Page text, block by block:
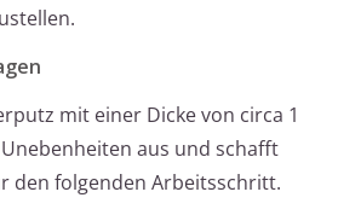
mit einer Dicke von circa 1
aus und schafft
den folgenden Arbeitsschritt.